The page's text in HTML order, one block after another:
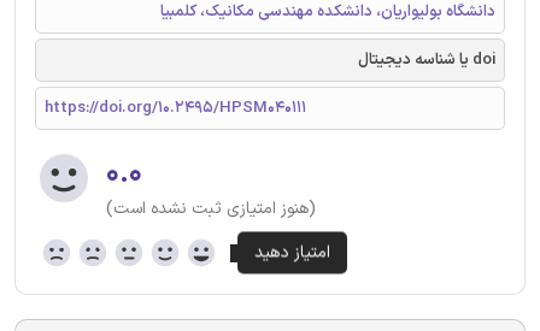
دانشگاه بولیواریان، دانشکده مهندسی مکانیک، کلمبیا
doi یا شناسه دیجیتال
https://doi.org/10.2495/HPSM040111
۰.۰
(هنوز امتیازی ثبت نشده است)